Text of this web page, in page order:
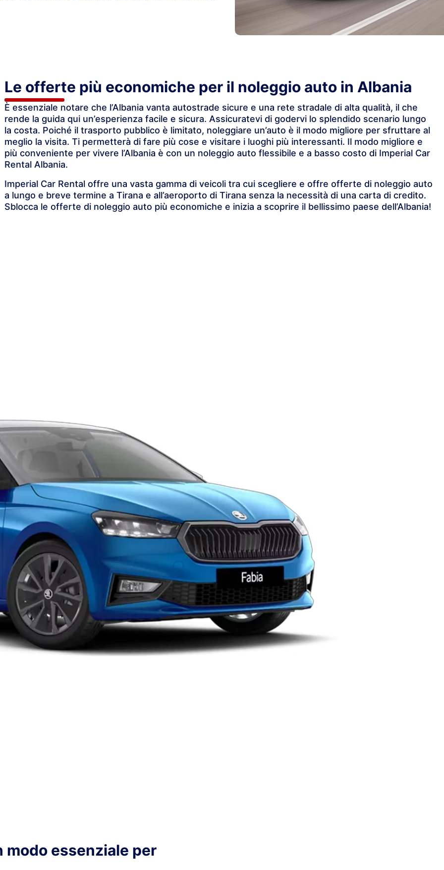
Le offerte più economiche per il noleggio auto in Albania
È essenziale notare che l’Albania vanta autostrade sicure e una rete stradale di alta qualità, il che
rende la guida qui un’esperienza facile e sicura. Assicuratevi di godervi lo splendido scenario lungo
la costa. Poiché il trasporto pubblico è limitato, noleggiare un’auto è il modo migliore per sfruttare al
meglio la visita. Ti permetterà di fare più cose e visitare i luoghi più interessanti. Il modo migliore e
più conveniente per vivere l’Albania è con un noleggio auto flessibile e a basso costo di Imperial Car
Rental Albania.
Imperial Car Rental offre una vasta gamma di veicoli tra cui scegliere e offre offerte di noleggio auto
a lungo e breve termine a Tirana e all’aeroporto di Tirana senza la necessità di una carta di credito.
Sblocca le offerte di noleggio auto più economiche e inizia a scoprire il bellissimo paese dell’Albania!
modo essenziale per